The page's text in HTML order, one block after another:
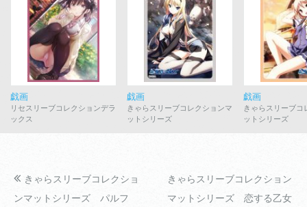
戯画
リセスリーブコレクションデラ
ックス
戯画
きゃらスリーブコレクションマ
ットシリーズ
戯画
きゃらスリーブコ
ットシリーズ
きゃらスリーブコレクショ
ンマットシリーズ パルフ
きゃらスリーブコレクション
マットシリーズ 恋する乙女